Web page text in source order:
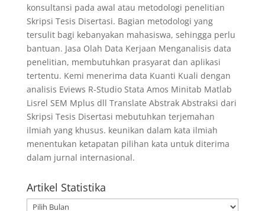
konsultansi pada awal atau metodologi penelitian
Skripsi Tesis Disertasi. Bagian metodologi yang
tersulit bagi kebanyakan mahasiswa, sehingga perlu
bantuan. Jasa Olah Data Kerjaan Menganalisis data
penelitian, membutuhkan prasyarat dan aplikasi
tertentu. Kemi menerima data Kuanti Kuali dengan
analisis Eviews R-Studio Stata Amos Minitab Matlab
Lisrel SEM Mplus dll Translate Abstrak Abstraksi dari
Skripsi Tesis Disertasi mebutuhkan terjemahan
ilmiah yang khusus. keunikan dalam kata ilmiah
menentukan ketapatan pilihan kata untuk diterima
dalam jurnal internasional.
Artikel Statistika
Artikel